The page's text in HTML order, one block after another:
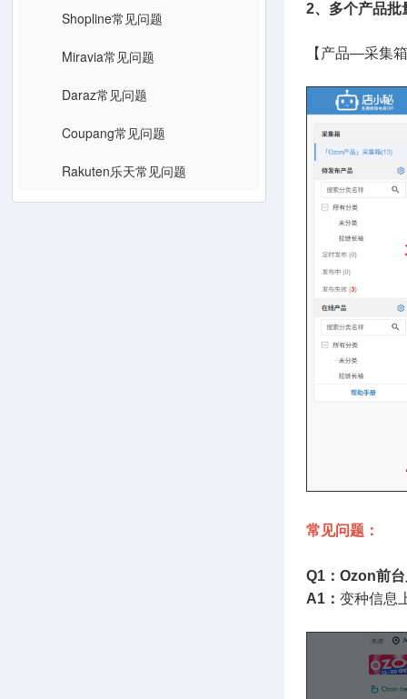
Shopline常见问题
Miravia常见问题
Daraz常见问题
Coupang常见问题
Rakuten乐天常见问题
2、多个产品批
【产品—采集
常见问题：
Q1：Ozon前
A1： 变种信息